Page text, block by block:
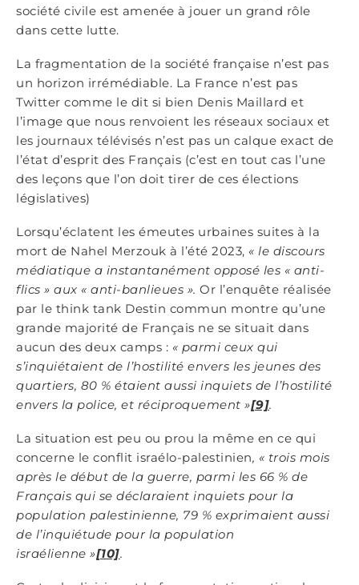
société civile est amenée à jouer un grand rôle
dans cette lutte.
La fragmentation de la société française n’est pas
un horizon irrémédiable. La France n’est pas
Twitter comme le dit si bien Denis Maillard et
l’image que nous renvoient les réseaux sociaux et
les journaux télévisés n’est pas un calque exact de
l’état d’esprit des Français (c’est en tout cas l’une
des leçons que l’on doit tirer de ces élections
législatives)
Lorsqu’éclatent les émeutes urbaines suites à la
mort de Nahel Merzouk à l’été 2023, « le discours
médiatique a instantanément opposé les « anti-
flics » aux « anti-banlieues ». Or l’enquête réalisée
par le think tank Destin commun montre qu’une
grande majorité de Français ne se situait dans
aucun des deux camps : « parmi ceux qui
s’inquiétaient de l’hostilité envers les jeunes des
quartiers, 80 % étaient aussi inquiets de l’hostilité
envers la police, et réciproquement »[9].
La situation est peu ou prou la même en ce qui
concerne le conflit israélo-palestinien, « trois mois
après le début de la guerre, parmi les 66 % de
Français qui se déclaraient inquiets pour la
population palestinienne, 79 % exprimaient aussi
de l’inquiétude pour la population
israélienne »[10].